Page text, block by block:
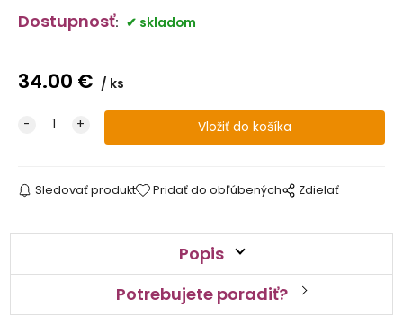
Dostupnosť: skladom
34.00 € ks
Sledovať produkt Pridať do obľúbených Zdielať
Popis
Potrebujete poradiť?